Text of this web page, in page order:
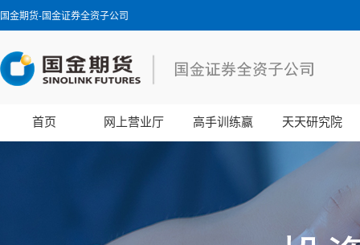
国金期货-国金证券全资子公司
首页 网上营业厅 高手训练赢 天天研究院